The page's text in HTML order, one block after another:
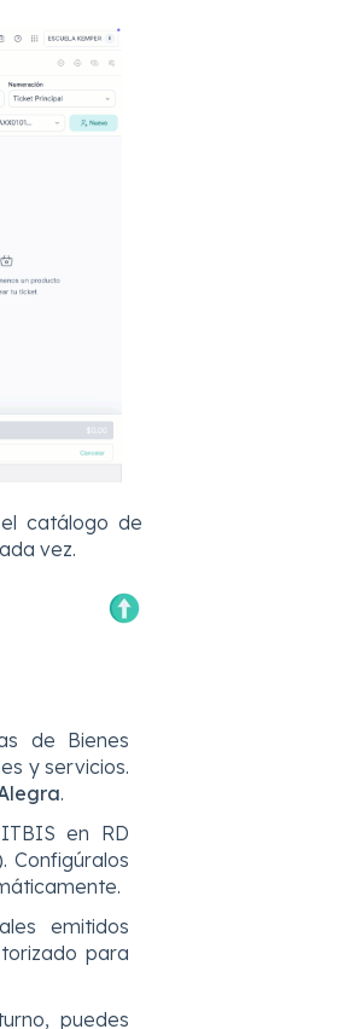
catálogo de
vez.
de Bienes
y servicios.
.
en RD
Configúralos
emitidos
para
puedes